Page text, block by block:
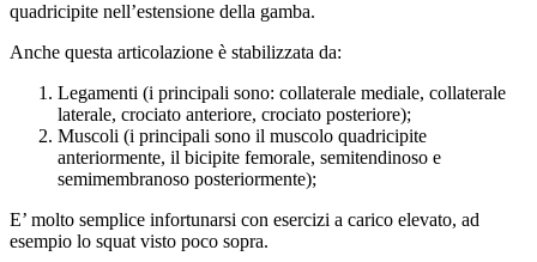
quadricipite nell’estensione della gamba.
Anche questa articolazione è stabilizzata da:
Legamenti (i principali sono: collaterale mediale, collaterale
laterale, crociato anteriore, crociato posteriore);
Muscoli (i principali sono il muscolo quadricipite
anteriormente, il bicipite femorale, semitendinoso e
semimembranoso posteriormente);
E’ molto semplice infortunarsi con esercizi a carico elevato, ad
esempio lo squat visto poco sopra.